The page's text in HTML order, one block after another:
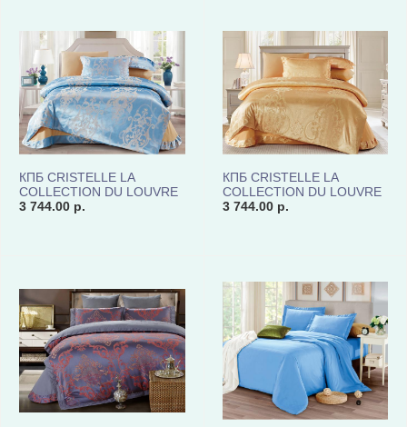
КПБ CRISTELLE LA
COLLECTION DU LOUVRE
ЖАККАРД ЕВРО CJ03-31
3 744.00 р.
КПБ CRISTELLE LA
COLLECTION DU LOUVRE
ЖАККАРД ЕВРО CJ03-32
3 744.00 р.